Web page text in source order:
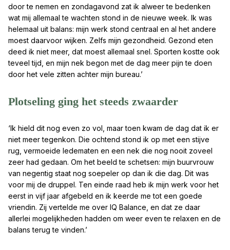
door te nemen en zondagavond zat ik alweer te bedenken
wat mij allemaal te wachten stond in de nieuwe week. Ik was
helemaal uit balans: mijn werk stond centraal en al het andere
moest daarvoor wijken. Zelfs mijn gezondheid. Gezond eten
deed ik niet meer, dat moest allemaal snel. Sporten kostte ook
teveel tijd, en mijn nek begon met de dag meer pijn te doen
door het vele zitten achter mijn bureau.’
Plotseling ging het steeds zwaarder
‘Ik hield dit nog even zo vol, maar toen kwam de dag dat ik er
niet meer tegenkon. Die ochtend stond ik op met een stijve
rug, vermoeide ledematen en een nek die nog nooit zoveel
zeer had gedaan. Om het beeld te schetsen: mijn buurvrouw
van negentig staat nog soepeler op dan ik die dag. Dit was
voor mij de druppel. Ten einde raad heb ik mijn werk voor het
eerst in vijf jaar afgebeld en ik keerde me tot een goede
vriendin. Zij vertelde me over IQ Balance, en dat ze daar
allerlei mogelijkheden hadden om weer even te relaxen en de
balans terug te vinden.’